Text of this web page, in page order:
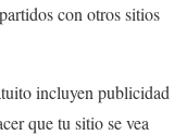
con otros sitios
incluyen publicidad
que tu sitio se vea